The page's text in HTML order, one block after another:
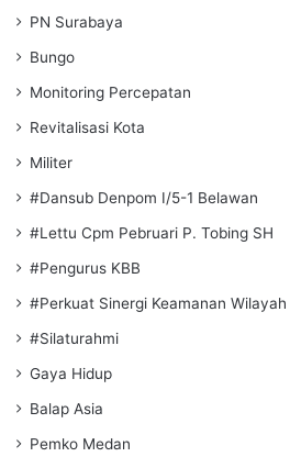
PN Surabaya
Bungo
Monitoring Percepatan
Revitalisasi Kota
Militer
#Dansub Denpom I/5-1 Belawan
#Lettu Cpm Pebruari P. Tobing SH
#Pengurus KBB
#Perkuat Sinergi Keamanan Wilayah
#Silaturahmi
Gaya Hidup
Balap Asia
Pemko Medan